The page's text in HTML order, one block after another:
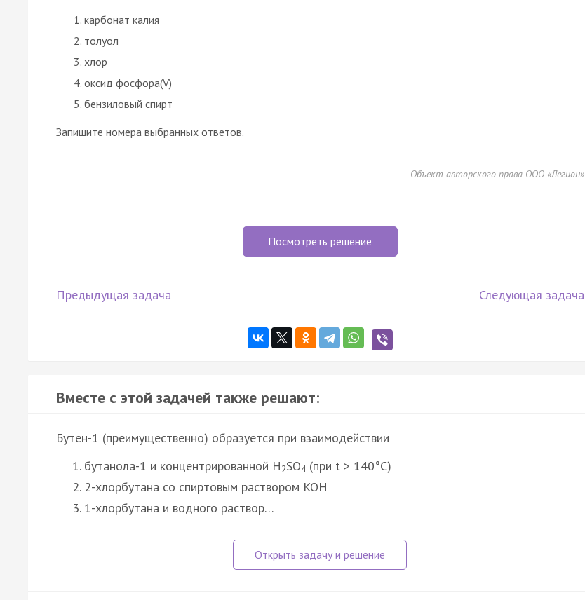
карбонат калия
толуол
хлор
оксид фосфора(V)
бензиловый спирт
Запишите номера выбранных ответов.
Объект авторского права ООО «Легион»
Посмотреть решение
Предыдущая задача Следующая задача
Вместе с этой задачей также решают:
Бутен-1 (преимущественно) образуется при взаимодействии
бутанола-1 и концентрированной H2SO4(при t > 140°C)
2-хлорбутана со спиртовым раствором KOH
1-хлорбутана и водного раствор…